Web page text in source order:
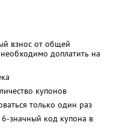
взнос от общей
доплатить на
купонов
только один раз
6-значный код купона в